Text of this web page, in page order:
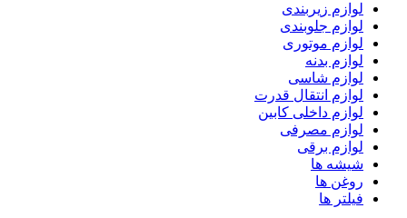
لوازم زیربندی
لوازم جلوبندی
لوازم موتوری
لوازم بدنه
لوازم شاسی
لوازم انتقال قدرت
لوازم داخلی کابین
لوازم مصرفی
لوازم برقی
شیشه ها
روغن ها
فیلتر ها